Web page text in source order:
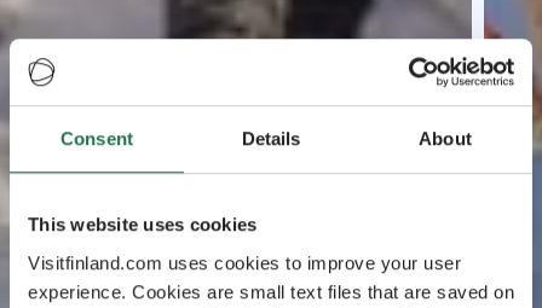
Consent Details About
This website uses cookies
Visitfinland.com uses cookies to improve your user
experience. Cookies are small text files that are saved on